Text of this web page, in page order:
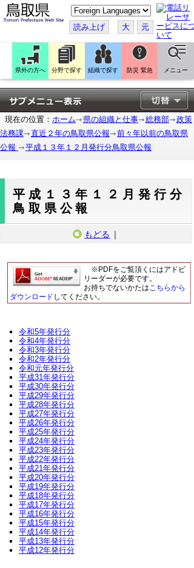
こ
の
ペ
ー
ジ
翻
訳
す
る
読み上げ 大 元
県外の方へ 分野で探す 組織で探す 防災 緊急 メニュー
現在の位置： ホーム 県の組織と仕事 総務部
政策
法務課
直近２年の鳥取県公報
前々年以前の鳥取県
公報
平成１３年１２月発行分鳥取県公報
平成１３年１２月発行分
鳥取県公報
もどる ｜
※PDFをご覧頂くにはアドビ
リーダーが必要です。
お持ちでないかたはこちらから
ダウンロード してください。
令和5年発行分
令和4年発行分
令和3年発行分
令和2年発行分
令和元年発行分
平成31年発行分
平成30年発行分
平成29年発行分
平成28年発行分
平成27年発行分
平成26年発行分
平成25年発行分
平成24年発行分
平成23年発行分
平成22年発行分
平成21年発行分
平成20年発行分
平成19年発行分
平成18年発行分
平成17年発行分
平成16年発行分
平成15年発行分
平成14年発行分
平成13年発行分
平成12年発行分